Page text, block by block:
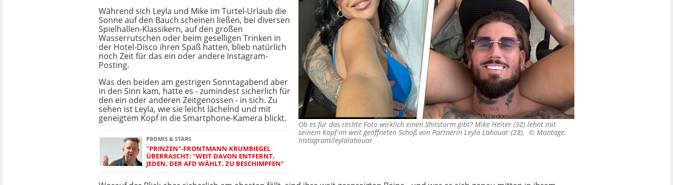
Ob es für das rechte Foto wirklich einen Shitstorm gibt? Mike Heiter (32) lehnt mit
seinem Kopf im weit geöffneten Schoß von Partnerin Leyla Lahouar (28). © Montage:
Instagram/leylalahouar
Während sich Leyla und Mike im Turtel-Urlaub die
Sonne auf den Bauch scheinen ließen, bei diversen
Spielhallen-Klassikern, auf den großen
Wasserrutschen oder beim geselligen Trinken in
der Hotel-Disco ihren Spaß hatten, blieb natürlich
noch Zeit für das ein oder andere Instagram-
Posting.
Was den beiden am gestrigen Sonntagabend aber
in den Sinn kam, hatte es - zumindest sicherlich für
den ein oder anderen Zeitgenossen - in sich. Zu
sehen ist Leyla, wie sie leicht lächelnd und mit
geneigtem Kopf in die Smartphone-Kamera blickt.
PROMIS & STARS
"PRINZEN"-FRONTMANN KRUMBIEGEL
ÜBERRASCHT: "WEIT DAVON ENTFERNT,
JEDEN, DER AFD WÄHLT, ZU BESCHIMPFEN"